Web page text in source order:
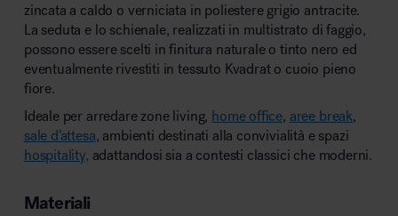
zincata a caldo o verniciata in poliestere grigio antracite.
La seduta e lo schienale, realizzati in multistrato di faggio,
possono essere scelti in finitura naturale o tinto nero ed
eventualmente rivestiti in tessuto Kvadrat o cuoio pieno
fiore.
Ideale per arredare zone living, home office, aree break,
sale d’attesa, ambienti destinati alla convivialità e spazi
hospitality, adattandosi sia a contesti classici che moderni.
Materiali